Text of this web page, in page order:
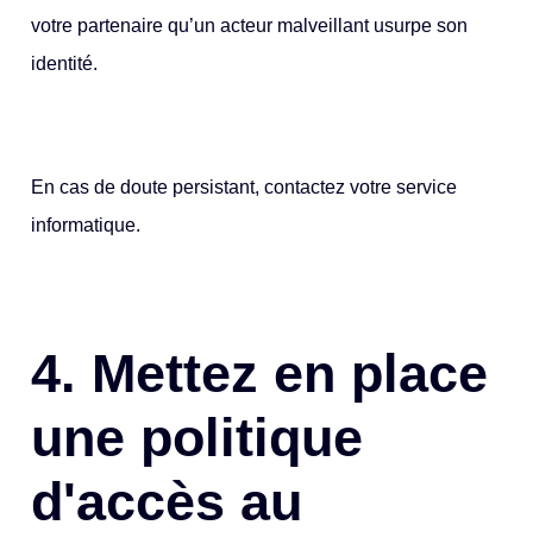
votre partenaire qu’un acteur malveillant usurpe son
identité.
En cas de doute persistant, contactez votre service
informatique.
4. Mettez en place
une politique
d'accès au